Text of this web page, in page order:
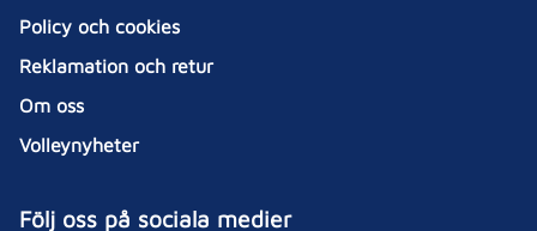
Policy och cookies
Reklamation och retur
Om oss
Volleynyheter
Följ oss på sociala medier